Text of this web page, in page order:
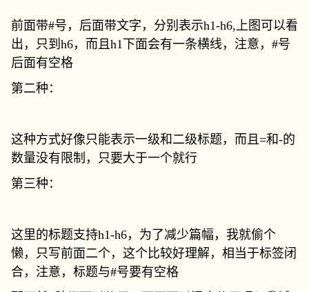
前面带#号，后面带文字，分别表示h1-h6,上图可以看
出，只到h6，而且h1下面会有一条横线，注意，#号
后面有空格
第二种：
这种方式好像只能表示一级和二级标题，而且=和-的
数量没有限制，只要大于一个就行
第三种：
这里的标题支持h1-h6，为了减少篇幅，我就偷个
懒，只写前面二个，这个比较好理解，相当于标签闭
合，注意，标题与#号要有空格